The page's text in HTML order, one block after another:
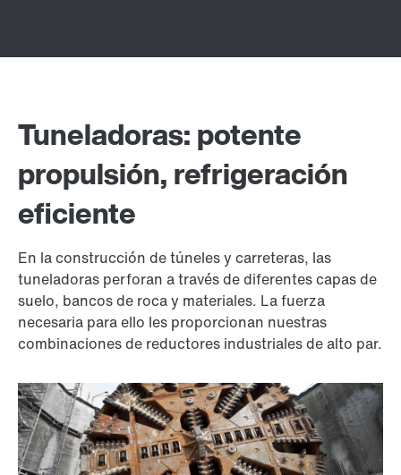
Tuneladoras: potente
propulsión, refrigeración
eficiente
En la construcción de túneles y carreteras, las
tuneladoras perforan a través de diferentes capas de
suelo, bancos de roca y materiales. La fuerza
necesaria para ello les proporcionan nuestras
combinaciones de reductores industriales de alto par.